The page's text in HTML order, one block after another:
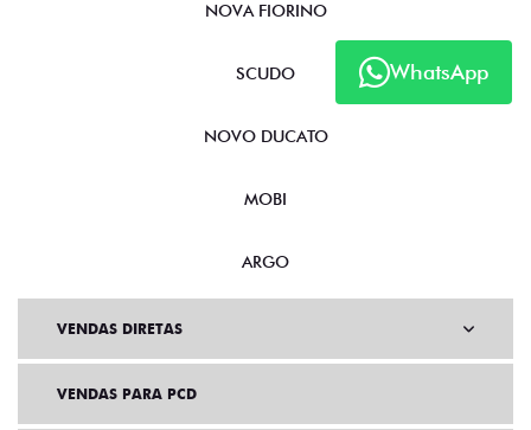
WhatsApp
NOVA FIORINO
SCUDO
NOVO DUCATO
MOBI
ARGO
VENDAS DIRETAS
VENDAS PARA PCD